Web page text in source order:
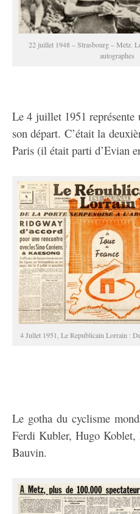
22 juillet 1948 – Strasbourg – Metz.
autographes
Le 4 juillet 1951 représente
son départ. C’était la
Paris (il était parti d’Evian
4 Jullet 1951, Le Republicain Lorrain :
Le gotha du cyclisme
Ferdi Kubler, Hugo
Bauvin.